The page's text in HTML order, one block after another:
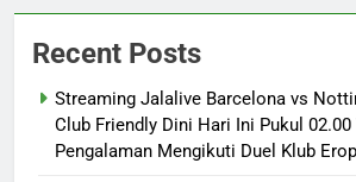
Recent Posts
Streaming Jalalive Barcelona vs
Club Friendly Dini Hari Ini Pukul
Pengalaman Mengikuti Duel Klub